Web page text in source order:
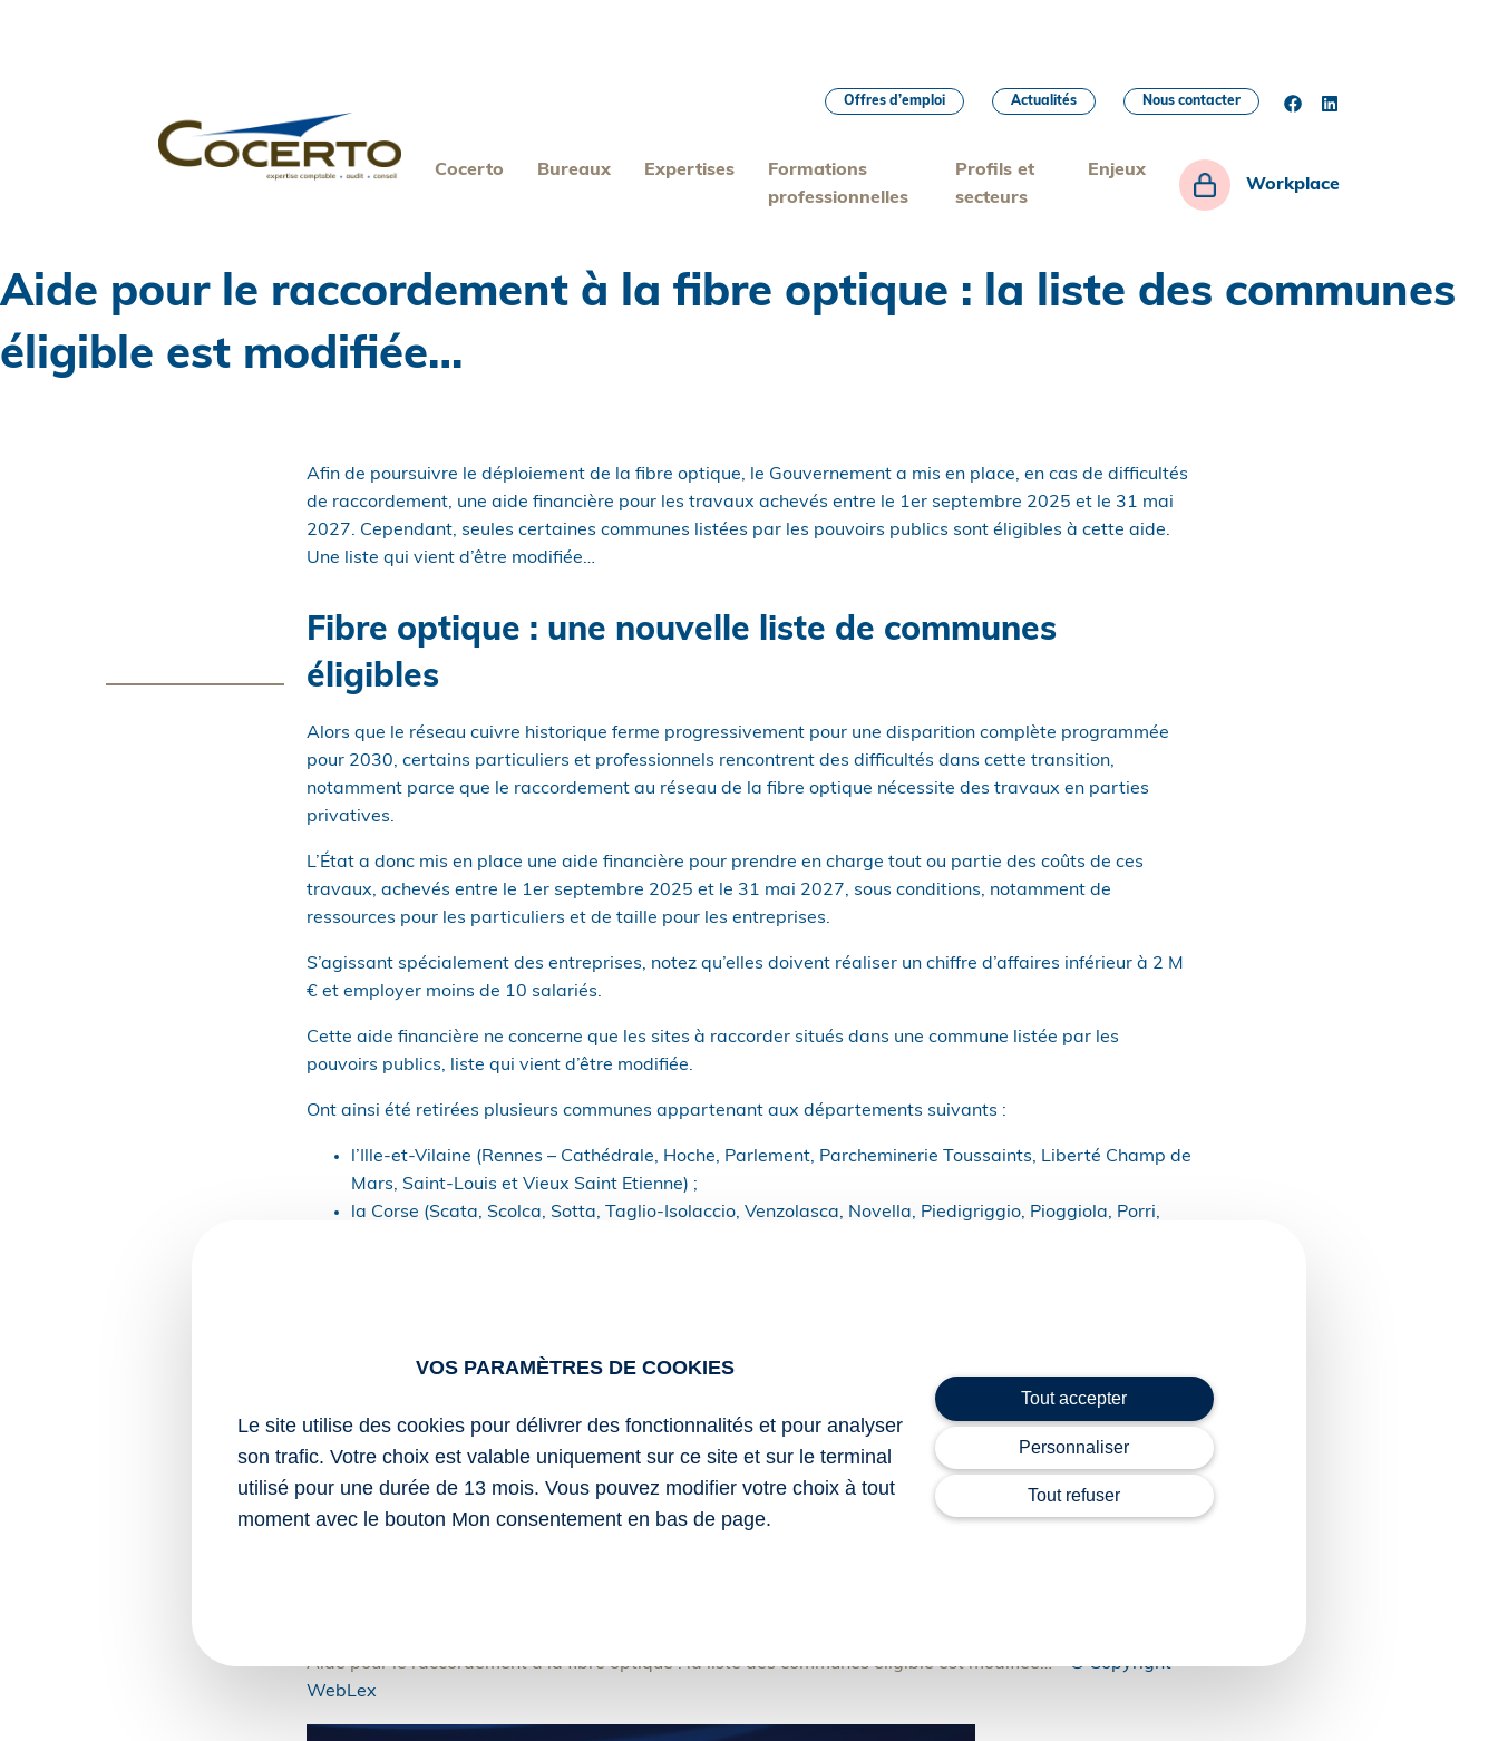
Cocerto Bureaux Expertises
Formations
professionnelles
Profils et
secteurs
Enjeux
Workplace
Offres d’emploi Actualités Nous contacter
Aide pour le raccordement à la fibre optique : la liste des communes
éligible est modifiée…
Afin de poursuivre le déploiement de la fibre optique, le Gouvernement a mis en place, en cas de difficultés
de raccordement, une aide financière pour les travaux achevés entre le 1er septembre 2025 et le 31 mai
2027. Cependant, seules certaines communes listées par les pouvoirs publics sont éligibles à cette aide.
Une liste qui vient d’être modifiée…
Fibre optique : une nouvelle liste de communes
éligibles
Alors que le réseau cuivre historique ferme progressivement pour une disparition complète programmée
pour 2030, certains particuliers et professionnels rencontrent des difficultés dans cette transition,
notamment parce que le raccordement au réseau de la fibre optique nécessite des travaux en parties
privatives.
L’État a donc mis en place une aide financière pour prendre en charge tout ou partie des coûts de ces
travaux, achevés entre le 1er septembre 2025 et le 31 mai 2027, sous conditions, notamment de
ressources pour les particuliers et de taille pour les entreprises.
S’agissant spécialement des entreprises, notez qu’elles doivent réaliser un chiffre d’affaires inférieur à 2 M
€ et employer moins de 10 salariés.
Cette aide financière ne concerne que les sites à raccorder situés dans une commune listée par les
pouvoirs publics, liste qui vient d’être modifiée.
Ont ainsi été retirées plusieurs communes appartenant aux départements suivants :
l’Ille-et-Vilaine (Rennes – Cathédrale, Hoche, Parlement, Parcheminerie Toussaints, Liberté Champ de
Mars, Saint-Louis et Vieux Saint Etienne) ;
la Corse (Scata, Scolca, Sotta, Taglio-Isolaccio, Venzolasca, Novella, Piedigriggio, Pioggiola, Porri,
Casevecchie, Pianello, Pietracorbara, Poggio-Mezzana, Sant’Andréa-di-Cotone, San-Martino-di-Lota,
Pour rappel, notez que la gestion et l’attribution de l’aide restent confiées à l’Agence de services et de
paiement (ASP) et que toute demande d’aide devra être déposée avant le 31 janvier 2027.
Sources :
Aide pour le raccordement à la fibre optique : la liste des communes éligible est modifiée…– © Copyright
WebLex
VOS PARAMÈTRES DE COOKIES
Le site utilise des cookies pour délivrer des fonctionnalités et pour analyser
son trafic. Votre choix est valable uniquement sur ce site et sur le terminal
utilisé pour une durée de 13 mois. Vous pouvez modifier votre choix à tout
moment avec le bouton Mon consentement en bas de page.
Tout accepter
Personnaliser
Tout refuser